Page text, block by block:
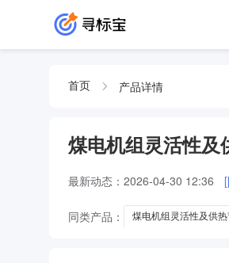
首页 产品详情
煤电机组灵活性及
最新动态： 2026-04-30 12:36
同类产品： 煤电机组灵活性及供